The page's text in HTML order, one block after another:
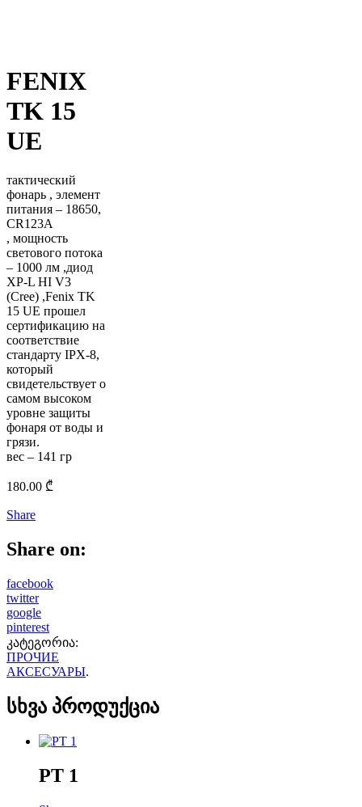
FENIX
TK 15
UE
тактический
фонарь , элемент
питания – 18650,
CR123A
, мощность
светового потока
– 1000 лм ,диод
XP-L HI V3
(Cree) ,Fenix TK
15 UE прошел
сертификацию на
соответствие
стандарту IPX-8,
который
свидетельствует о
самом высоком
уровне защиты
фонаря от воды и
грязи.
вес – 141 гр
180.00 ₾
Share
Share on:
facebook
twitter
google
pinterest
კატეგორია:
ПРОЧИЕ
АКСЕСУАРЫ.
სხვა პროდუქცია
PT 1